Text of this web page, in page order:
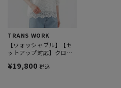
TRANS WORK
【ウォッシャブル】【セ
ットアップ対応】クロッ
ンビプルオーバーブラウ
¥19,800 税込